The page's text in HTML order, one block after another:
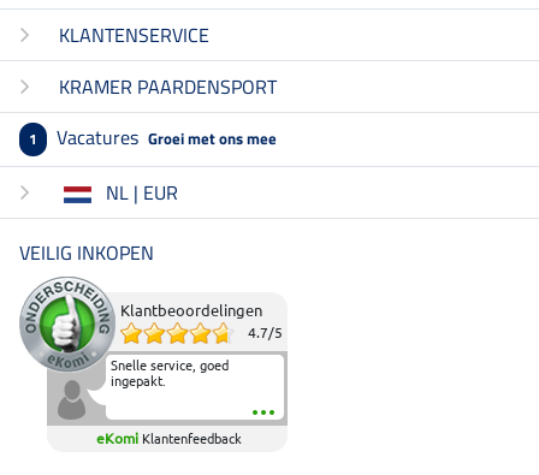
KLANTENSERVICE
KRAMER PAARDENSPORT
1 Vacatures Groei met ons mee
NL | EUR
VEILIG INKOPEN
Klantbeoordelingen
4.7/5
Snelle service, goed
ingepakt.
eKomi Klantenfeedback